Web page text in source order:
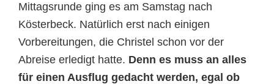
Mittagsrunde ging es am Samstag nach
Kösterbeck. Natürlich erst nach einigen
Vorbereitungen, die Christel schon vor der
Abreise erledigt hatte. Denn es muss an alles
für einen Ausflug gedacht werden, egal ob